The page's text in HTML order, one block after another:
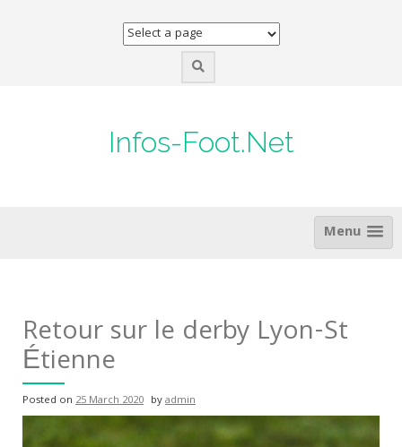
Infos-Foot.Net
Menu
Retour sur le derby Lyon-St
Étienne
Posted on 25 March 2020 byadmin